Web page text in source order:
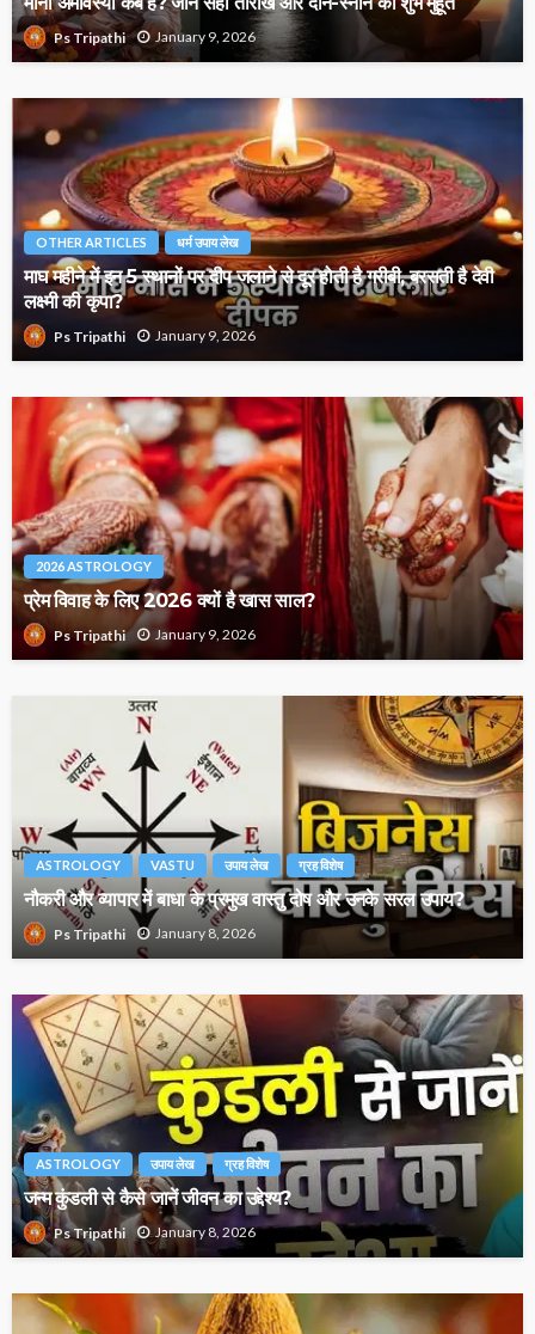
Ps Tripathi January 9, 2026
OTHER ARTICLES धर्म उपाय लेख
माघ महीने में इन 5 स्थानों पर दीप जलाने से दूर होती है गरीबी, बरसती है देवी
लक्ष्मी की कृपा?
Ps Tripathi January 9, 2026
2026 ASTROLOGY
प्रेम विवाह के लिए 2026 क्यों है खास साल?
Ps Tripathi January 9, 2026
ASTROLOGY VASTU उपाय लेख ग्रह विशेष
नौकरी और व्यापार में बाधा के प्रमुख वास्तु दोष और उनके सरल उपाय?
Ps Tripathi January 8, 2026
ASTROLOGY उपाय लेख ग्रह विशेष
जन्म कुंडली से कैसे जानें जीवन का उद्देश्य?
Ps Tripathi January 8, 2026